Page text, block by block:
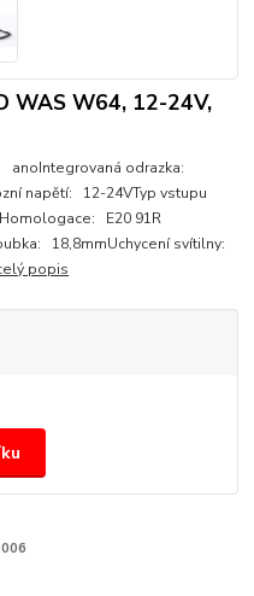
WAS W64, 12-24V,
odrazka:
napětí: 12-24VTyp vstupu
E20 91R
18,8mmUchycení svítilny:
popis